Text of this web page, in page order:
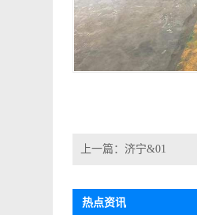
上一篇： 济宁&01
热点资讯